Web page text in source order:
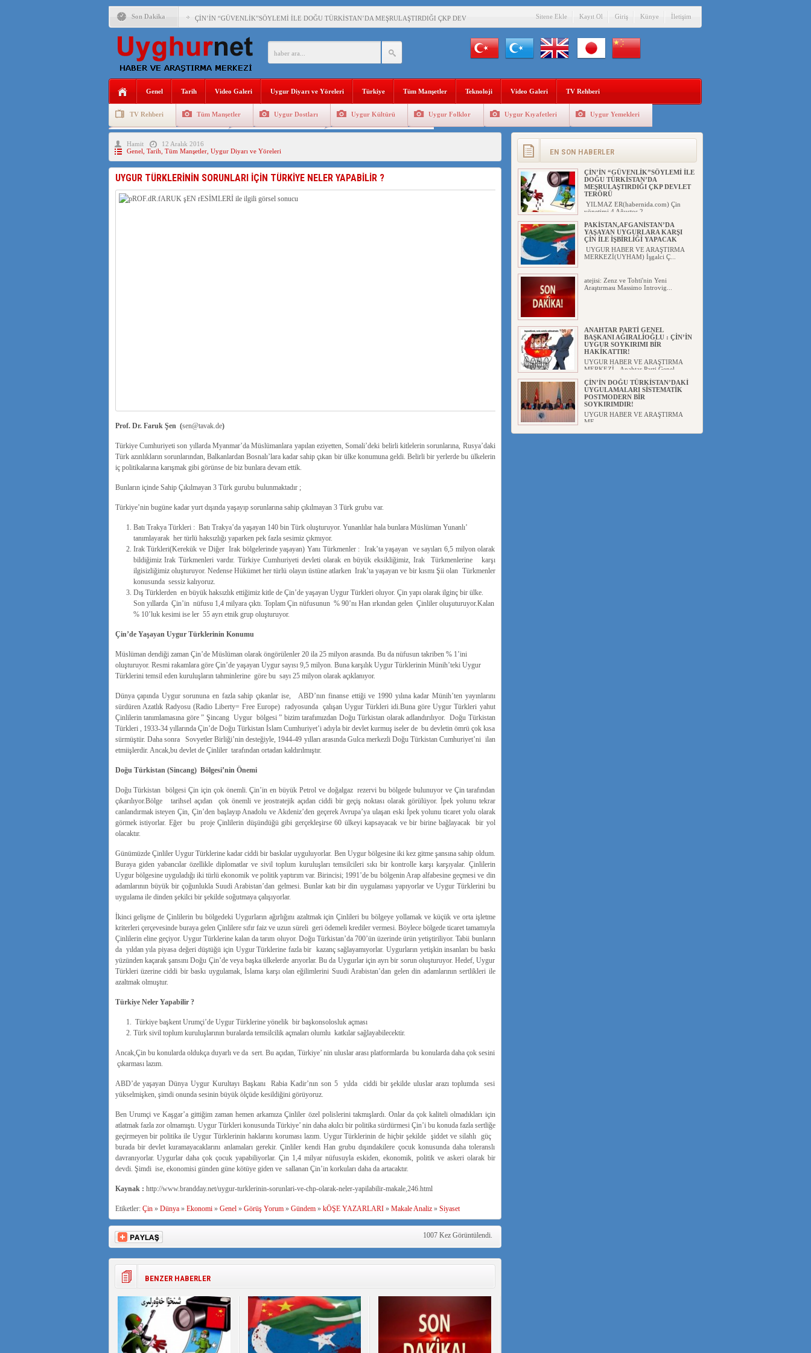
Son Dakika ÇİN’İN “GÜVENLİK”SÖYLEMİ İLE DOĞU TÜRKİSTAN’DA MEŞRULAŞTIRDIĞI ÇKP DEVLET TERÖRÜ
PAKİSTAN,AFGANİSTAN’DA YAŞAYAN UYGURLARA KARŞI ÇİN İLE İŞBİRLİĞİ YAPACAK
ANAHTAR PARTİ GENEL BAŞKANI AĞIRALİOĞLU : ÇİN’İN UYGUR SOYKIRIMI BİR HAKİKATTIR!
ÇİN’İN DOĞU TÜRKİSTAN’DAKİ UYGULAMALARI SİSTEMATİK POSTMODERN BİR SOYKIRIMDIR!
150 YILDIR KAYNAYAN YARAMIZ : ÇİN İŞGALİNDEKİ DOĞU TÜRKİSTAN
ÇİN’İN UYGUR POLİTİKALARINI ÖVEN DİYANET AKADEMİSİ BAŞKANI’NA TEPKİLER SÜRÜYOR
Sitene Ekle Kayıt Ol Giriş Künye İletişim
Genel Tarih Video Galeri Uygur Diyarı ve Yöreleri Türkiye Tüm Manşetler Teknoloji Video Galeri TV Rehberi
TV Rehberi Tüm Manşetler Uygur Dostları Uygur Kültürü Uygur Folklor Uygur Kıyafetleri Uygur Yemekleri
Uygurlarda Düğün ve Cenaze
Hamit
12 Aralık 2016
Genel Tarih Tüm Manşetler, Uygur Diyarı ve Yöreleri
UYGUR TÜRKLERİNİN SORUNLARI İÇİN TÜRKİYE NELER YAPABİLİR ?
Prof. Dr. Faruk Şen (sen@tavak.de)
Türkiye Cumhuriyeti son yıllarda Myanmar’da Müslümanlara yapılan eziyetten, Somali’deki belirli kitlelerin sorunlarına, Rusya’daki
Türk azınlıkların sorunlarından, Balkanlardan Bosnalı’lara kadar sahip çıkan bir ülke konumuna geldi. Belirli bir yerlerde bu ülkelerin
iç politikalarına karışmak gibi görünse de biz bunlara devam ettik.
Bunların içinde Sahip Çıkılmayan 3 Türk gurubu bulunmaktadır ;
Türkiye’nin bugüne kadar yurt dışında yaşayıp sorunlarına sahip çıkılmayan 3 Türk grubu var.
Batı Trakya Türkleri : Batı Trakya’da yaşayan 140 bin Türk oluşturuyor. Yunanlılar hala bunlara Müslüman Yunanlı’
tanımlayarak her türlü haksızlığı yaparken pek fazla sesimiz çıkmıyor.
Irak Türkleri(Kerekük ve Diğer Irak bölgelerinde yaşayan) Yanı Türkmenler : Irak’ta yaşayan ve sayıları 6,5 milyon olarak
bildiğimiz Irak Türkmenleri vardır. Türkiye Cumhuriyeti devleti olarak en büyük eksikliğimiz, Irak Türkmenlerine karşı
ilgisizliğimiz oluşturuyor. Nedense Hükümet her türlü olayın üstüne atlarken Irak’ta yaşayan ve bir kısmı Şii olan Türkmenler
konusunda sessiz kalıyoruz.
Dış Türklerden en büyük haksızlık ettiğimiz kitle de Çin’de yaşayan Uygur Türkleri oluyor. Çin yapı olarak ilginç bir ülke.
Son yıllarda Çin’in nüfusu 1,4 milyara çıktı. Toplam Çin nüfusunun % 90’nı Han ırkından gelen Çinliler oluşuturuyor.Kalan
% 10’luk kesimi ise ler 55 ayrı etnik grup oluşturuyor.
Çin’de Yaşayan Uygur Türklerinin Konumu
Müslüman dendiği zaman Çin’de Müslüman olarak öngörülenler 20 ila 25 milyon arasında. Bu da nüfusun takriben % 1’ini
oluşturuyor. Resmi rakamlara göre Çin’de yaşayan Uygur sayısı 9,5 milyon. Buna karşılık Uygur Türklerinin Münih’teki Uygur
Türklerini temsil eden kuruluşların tahminlerine göre bu sayı 25 milyon olarak açıklanıyor.
Dünya çapında Uygur sorununa en fazla sahip çıkanlar ise, ABD’nın finanse ettiği ve 1990 yılına kadar Münih’ten yayınlarını
sürdüren Azatlık Radyosu (Radio Liberty= Free Europe) radyosunda çalışan Uygur Türkleri idi.Buna göre Uygur Türkleri yahut
Çinlilerin tanımlamasına göre ” Şincang Uygur bölgesi ” bizim tarafımızdan Doğu Türkistan olarak adlandırılıyor. Doğu Türkistan
Türkleri , 1933-34 yıllarında Çin’de Doğu Türkistan İslam Cumhuriyet’i adıyla bir devlet kurmuş iseler de bu devletin ömrü çok kısa
sürmüştür. Daha sonra Sovyetler Birliği’nin desteğiyle, 1944-49 yılları arasında Gulca merkezli Doğu Türkistan Cumhuriyet’ni ilan
etmiişlerdir. Ancak,bu devlet de Çinliler tarafından ortadan kaldırılmıştır.
Doğu Türkistan (Sincang) Bölgesi’nin Önemi
Doğu Türkistan bölgesi Çin için çok önemli. Çin’in en büyük Petrol ve doğalgaz rezervi bu bölgede bulunuyor ve Çin tarafından
çıkarılıyor.Bölge tarihsel açıdan çok önemli ve jeostratejik açıdan ciddi bir geçiş noktası olarak görülüyor. İpek yolunu tekrar
canlandırmak isteyen Çin, Çin’den başlayıp Anadolu ve Akdeniz’den geçerek Avrupa’ya ulaşan eski İpek yolunu ticaret yolu olarak
görmek istiyorlar. Eğer bu proje Çinlilerin düşündüğü gibi gerçekleşirse 60 ülkeyi kapsayacak ve bir birine bağlayacak bir yol
olacaktır.
Günümüzde Çinliler Uygur Türklerine kadar ciddi bir baskılar uyguluyorlar. Ben Uygur bölgesine iki kez gitme şansına sahip oldum.
Buraya giden yabancılar özellikle diplomatlar ve sivil toplum kuruluşları temsilcileri sıkı bir kontrolle karşı karşıyalar. Çinlilerin
Uygur bölgesine uyguladığı iki türlü ekonomik ve politik yaptırım var. Birincisi; 1991’de bu bölgenin Arap alfabesine geçmesi ve din
adamlarının büyük bir çoğunlukla Suudi Arabistan’dan gelmesi. Bunlar katı bir din uygulaması yapıyorlar ve Uygur Türklerini bu
uygulama ile dinden şekilci bir şekilde soğutmaya çalışıyorlar.
İkinci gelişme de Çinlilerin bu bölgedeki Uygurların ağırlığını azaltmak için Çinlileri bu bölgeye yollamak ve küçük ve orta işletme
kriterleri çerçevesinde buraya gelen Çinlilere sıfır faiz ve uzun süreli geri ödemeli krediler vermesi. Böylece bölgede ticaret tamamıyla
Çinlilerin eline geçiyor. Uygur Türklerine kalan da tarım oluyor. Doğu Türkistan’da 700’ün üzerinde ürün yetiştiriliyor. Tabii bunların
da yıldan yıla piyasa değeri düştüğü için Uygur Türklerine fazla bir kazanç sağlayamıyorlar. Uygurların yetişkin insanları bu baskı
yüzünden kaçarak şansını Doğu Çin’de veya başka ülkelerde arıyorlar. Bu da Uygurlar için ayrı bir sorun oluşturuyor. Hedef, Uygur
Türkleri üzerine ciddi bir baskı uygulamak, İslama karşı olan eğilimlerini Suudi Arabistan’dan gelen din adamlarının sertlikleri ile
azaltmak olmuştur.
Türkiye Neler Yapabilir ?
Türkiye başkent Urumçi’de Uygur Türklerine yönelik bir başkonsolosluk açması
Türk sivil toplum kuruluşlarının buralarda temsilcilik açmaları olumlu katkılar sağlayabilecektir.
Ancak,Çin bu konularda oldukça duyarlı ve da sert. Bu açıdan, Türkiye’ nin uluslar arası platformlarda bu konularda daha çok sesini
çıkarması lazım.
ABD’de yaşayan Dünya Uygur Kurultayı Başkanı Rabia Kadir’nın son 5 yılda ciddi bir şekilde uluslar arazı toplumda sesi
yükselmişken, şimdi onunda sesinin büyük ölçüde kesildiğini görüyoruz.
Ben Urumçi ve Kaşgar’a gittiğim zaman hemen arkamıza Çinliler özel polislerini takmışlardı. Onlar da çok kaliteli olmadıkları için
atlatmak fazla zor olmamıştı. Uygur Türkleri konusunda Türkiye’ nin daha akılcı bir politika sürdürmesi Çin’i bu konuda fazla sertliğe
geçirmeyen bir politika ile Uygur Türklerinin haklarını koruması lazım. Uygur Türklerinin de hiçbir şekilde şiddet ve silahlı güç
burada bir devlet kuramayacaklarını anlamaları gerekir. Çinliler kendi Han grubu dışındakilere çocuk konusunda daha toleranslı
davranıyorlar. Uygurlar daha çok çocuk yapabiliyorlar. Çin 1,4 milyar nüfusuyla eskiden, ekonomik, politik ve askeri olarak bir
devdi. Şimdi ise, ekonomisi günden güne kötüye giden ve sallanan Çin’in korkuları daha da artacaktır.
Kaynak : http://www.brandday.net/uygur-turklerinin-sorunlari-ve-chp-olarak-neler-yapilabilir-makale,246.html
Etiketler: Çin» Dünya» Ekonomi» Genel» Görüş Yorum» Gündem» kÖŞE YAZARLARI» Makale Analiz» Siyaset
1007 Kez Görüntülendi.
BENZER HABERLER
EN SON HABERLER
ÇİN’İN “GÜVENLİK”SÖYLEMİ İLE
DOĞU TÜRKİSTAN’DA
MEŞRULAŞTIRDIĞI ÇKP DEVLET
TERÖRÜ
YILMAZ ER(habernida.com) Çin
yönetimi 4 Ağustos 2...
PAKİSTAN,AFGANİSTAN’DA
YAŞAYAN UYGURLARA KARŞI
ÇİN İLE İŞBİRLİĞİ YAPACAK
UYGUR HABER VE ARAŞTIRMA
MERKEZİ(UYHAM) İşgalci Ç...
atejisi: Zenz ve Tohti'nin Yeni
Araştırması Massimo Introvig...
ANAHTAR PARTİ GENEL
BAŞKANI AĞIRALİOĞLU : ÇİN’İN
UYGUR SOYKIRIMI BİR
HAKİKATTIR!
UYGUR HABER VE ARAŞTIRMA
MERKEZİ Anahtar Parti Genel
ÇİN’İN DOĞU TÜRKİSTAN’DAKİ
UYGULAMALARI SİSTEMATİK
POSTMODERN BİR
SOYKIRIMDIR!
UYGUR HABER VE ARAŞTIRMA
ME...
DİYANET AKADEMİSİ BAŞKANI